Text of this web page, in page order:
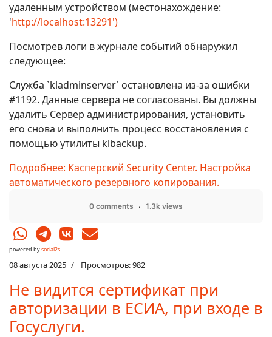
удаленным устройством (местонахождение:
'http://localhost:13291')
Посмотрев логи в журнале событий обнаружил
следующее:
Служба `kladminserver` остановлена из-за ошибки
#1192. Данные сервера не согласованы. Вы должны
удалить Сервер администрирования, установить
его снова и выполнить процесс восстановления с
помощью утилиты klbackup.
Подробнее: Касперский Security Center. Настройка
автоматического резервного копирования.
0 comments 1.3k views
powered bysocial2s
08 августа 2025 Просмотров: 982
Не видится сертификат при
авторизации в ЕСИА, при входе в
Госуслуги.